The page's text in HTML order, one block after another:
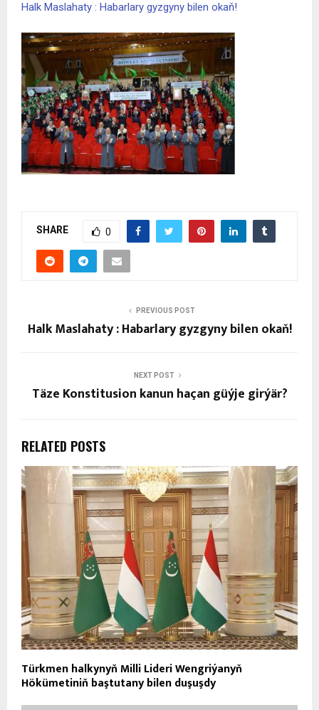
Halk Maslahaty : Habarlary gyzgyny bilen okaň!
SHARE 0
PREVIOUS POST
Halk Maslahaty : Habarlary gyzgyny bilen okaň!
NEXT POST
Täze Konstitusion kanun haçan güýje girýär?
RELATED POSTS
Türkmen halkynyň Milli Lideri Wengriýanyň
Hökümetiniň baştutany bilen duşuşdy